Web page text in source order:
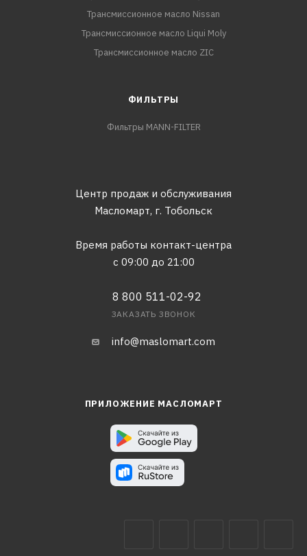
Трансмиссионное масло Nissan
Трансмиссионное масло Liqui Moly
Трансмиссионное масло ZIC
ФИЛЬТРЫ
Фильтры MANN-FILTER
Центр продаж и обслуживания
Масломарт, г. Тобольск
Время работы контакт-центра
с 09:00 до 21:00
8 800 511-02-92
ЗАКАЗАТЬ ЗВОНОК
info@maslomart.com
ПРИЛОЖЕНИЕ МАСЛОМАРТ